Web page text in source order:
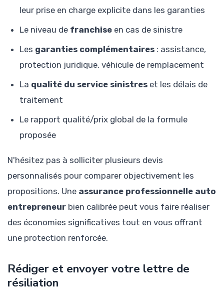
leur prise en charge explicite dans les garanties
Le niveau de franchise en cas de sinistre
Les garanties complémentaires : assistance,
protection juridique, véhicule de remplacement
La qualité du service sinistres et les délais de
traitement
Le rapport qualité/prix global de la formule
proposée
N'hésitez pas à solliciter plusieurs devis
personnalisés pour comparer objectivement les
propositions. Une assurance professionnelle auto
entrepreneur bien calibrée peut vous faire réaliser
des économies significatives tout en vous offrant
une protection renforcée.
Rédiger et envoyer votre lettre de
résiliation